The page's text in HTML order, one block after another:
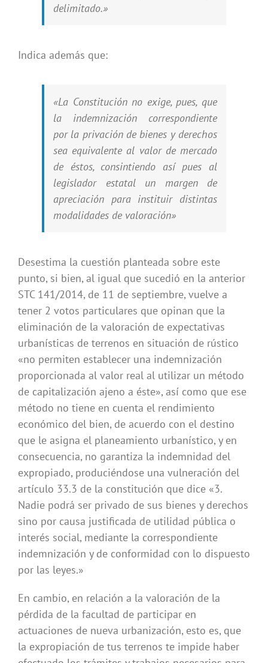
delimitado.»
Indica además que:
«La Constitución no exige, pues, que
la indemnización correspondiente
por la privación de bienes y derechos
sea equivalente al valor de mercado
de éstos, consintiendo así pues al
legislador estatal un margen de
apreciación para instituir distintas
modalidades de valoración»
Desestima la cuestión planteada sobre este
punto, si bien, al igual que sucedió en la anterior
STC 141/2014, de 11 de septiembre, vuelve a
tener 2 votos particulares que opinan que la
eliminación de la valoración de expectativas
urbanísticas de terrenos en situación de rústico
«no permiten establecer una indemnización
proporcionada al valor real al utilizar un método
de capitalización ajeno a éste», así como que ese
método no tiene en cuenta el rendimiento
económico del bien, de acuerdo con el destino
que le asigna el planeamiento urbanístico, y en
consecuencia, no garantiza la indemnidad del
expropiado, produciéndose una vulneración del
artículo 33.3 de la constitución que dice «3.
Nadie podrá ser privado de sus bienes y derechos
sino por causa justificada de utilidad pública o
interés social, mediante la correspondiente
indemnización y de conformidad con lo dispuesto
por las leyes.»
En cambio, en relación a la valoración de la
pérdida de la facultad de participar en
actuaciones de nueva urbanización, esto es, que
la expropiación de tus terrenos te impide haber